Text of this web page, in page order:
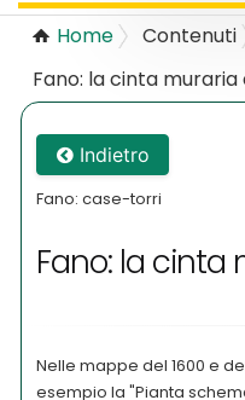
Home Contenuti
Fano: la cinta
Indietro
Fano: case-torri
Fano: la cinta
Nelle mappe del 1600 e
esempio la "Pianta